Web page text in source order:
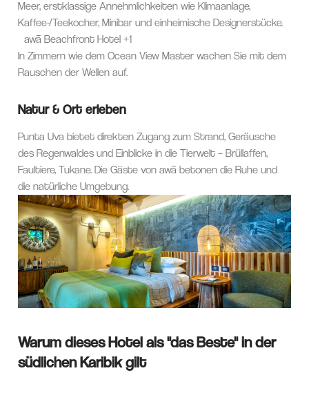
Meer, erstklassige Annehmlichkeiten wie Klimaanlage,
Kaffee-/Teekocher, Minibar und einheimische Designerstücke.
awā Beachfront Hotel +1
In Zimmern wie dem Ocean View Master wachen Sie mit dem
Rauschen der Wellen auf.
Natur & Ort erleben
Punta Uva bietet direkten Zugang zum Strand, Geräusche
des Regenwaldes und Einblicke in die Tierwelt – Brüllaffen,
Faultiere, Tukane. Die Gäste von awā betonen die Ruhe und
die natürliche Umgebung.
Warum dieses Hotel als "das Beste" in der
südlichen Karibik gilt